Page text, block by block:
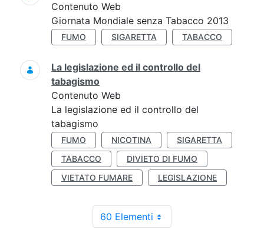
Contenuto Web
Giornata Mondiale senza Tabacco 2013
FUMO SIGARETTA TABACCO
La legislazione ed il controllo del
tabagismo
Contenuto Web
La legislazione ed il controllo del
tabagismo
FUMO NICOTINA
SIGARETTA
TABACCO
DIVIETO DI FUMO
VIETATO FUMARE
LEGISLAZIONE
60 Elementi